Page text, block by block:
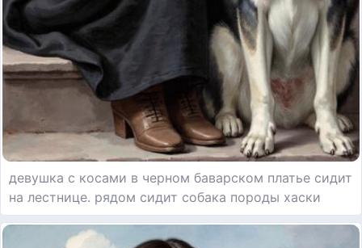
девушка с косами в черном баварском платье сидит
на лестнице. рядом сидит собака породы хаски